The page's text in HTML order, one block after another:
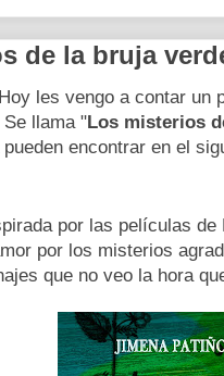
de la bruja
les vengo a contar un
llama "Los misterios
encontrar en el
por las películas
por los misterios
que no veo la hora